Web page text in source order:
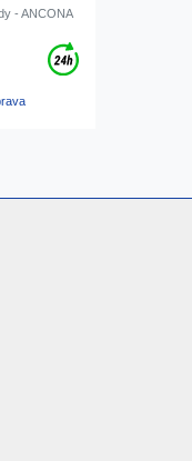
- ANCONA